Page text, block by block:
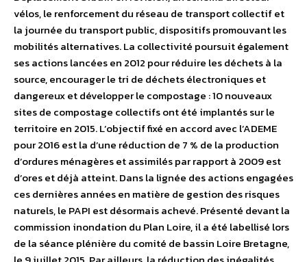
vélos, le renforcement du réseau de transport collectif et
la journée du transport public, dispositifs promouvant les
mobilités alternatives. La collectivité poursuit également
ses actions lancées en 2012 pour réduire les déchets à la
source, encourager le tri de déchets électroniques et
dangereux et développer le compostage : 10 nouveaux
sites de compostage collectifs ont été implantés sur le
territoire en 2015. L’objectif fixé en accord avec l’ADEME
pour 2016 est la d’une réduction de 7 % de la production
d’ordures ménagères et assimilés par rapport à 2009 est
d’ores et déjà atteint. Dans la lignée des actions engagées
ces dernières années en matière de gestion des risques
naturels, le PAPI est désormais achevé. Présenté devant la
commission inondation du Plan Loire, il a été labellisé lors
de la séance plénière du comité de bassin Loire Bretagne,